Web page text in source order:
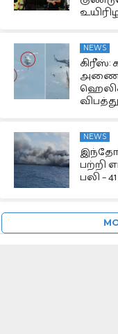
NEWS
கிரீஸ்:
விபத்து
NEWS
பற்றி
பலி –